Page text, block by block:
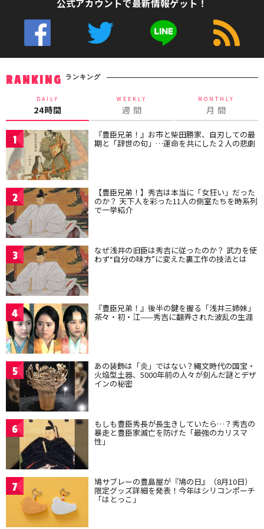
公式アカウントで最新情報ゲット！
RANKING ランキング
DAILY
24時間
WEEKLY
週 間
MONTHLY
月 間
1 『豊臣兄弟！』お市と柴田勝家、自刃しての最
期と「辞世の句」…運命を共にした２人の悲劇
2 【豊臣兄弟！】秀吉は本当に「女狂い」だった
のか？ 天下人を彩った11人の側室たちを時系列
で一挙紹介
3 なぜ浅井の旧臣は秀吉に従ったのか？ 武力を使
わず“自分の味方”に変えた裏工作の技法とは
4 『豊臣兄弟！』後半の鍵を握る「浅井三姉妹」
茶々・初・江——秀吉に翻弄された波乱の生涯
5 あの装飾は「炎」ではない？縄文時代の国宝・
火焔型土器、5000年前の人々が刻んだ謎とデザ
インの秘密
6 もしも豊臣秀長が長生きしていたら…？秀吉の
暴走と豊臣家滅亡を防げた「最強のカリスマ
性」
7 鳩サブレーの豊島屋が『鳩の日』（8月10日）
限定グッズ詳細を発表！今年はシリコンポーチ
「はとっこ」